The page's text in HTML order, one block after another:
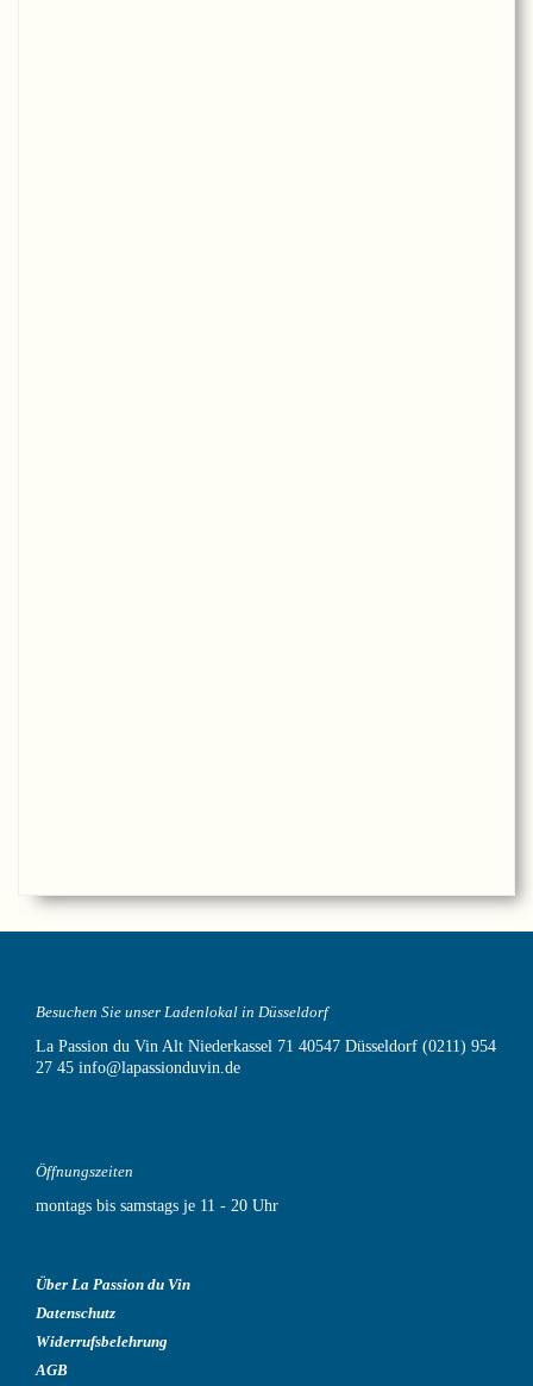
Besuchen Sie unser Ladenlokal in Düsseldorf
La Passion du Vin Alt Niederkassel 71 40547 Düsseldorf (0211) 954
27 45 info@lapassionduvin.de
Öffnungszeiten
montags bis samstags je 11 - 20 Uhr
Über La Passion du Vin
Datenschutz
Widerrufsbelehrung
AGB